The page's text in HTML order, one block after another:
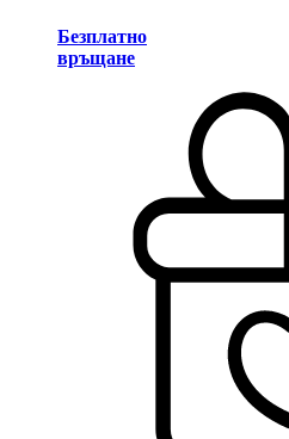
Безплатно
връщане